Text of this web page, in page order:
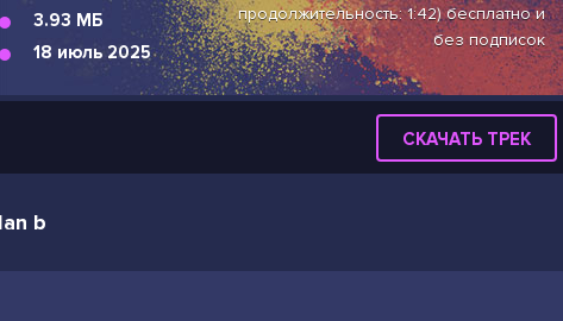
3.93 МБ
18 июль 2025
продолжительность: 1:42) бесплатно и
без подписок
СКАЧАТЬ ТРЕК
b